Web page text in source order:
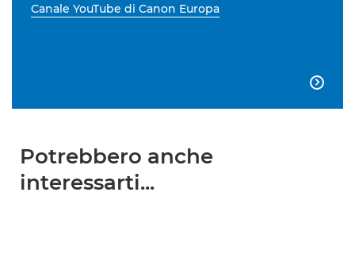
Canale YouTube di Canon Europa

Potrebbero anche
interessarti...